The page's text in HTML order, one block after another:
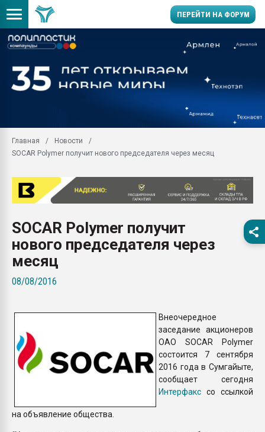
ПЕРЕЙТИ НА ФОРУМ
производство SPC
заводу пластмасс"
Подмосковье, Москва
28.07.2026
пластмасс
28.07.2026
ситуацией на
ПЕРЕЙТИ НА
Главная
Новости
SOCAR Polymer получит нового председателя через месяц
SOCAR Polymer получит
нового председателя через
месяц
08/08/2016
Внеочередное
заседание акционеров
ОАО SOCAR Polymer
состоится 7 сентября
2016 года в Сумгайыте,
сообщает сегодня
Интерфакс со ссылкой
на объявление общества.